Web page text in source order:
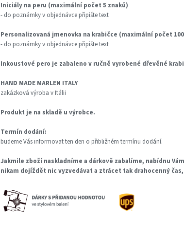
Iniciály na peru (maximální počet 5 znaků)
- do poznámky v objednávce připište text
Personalizovaná jmenovka na krabičce (maximální počet
- do poznámky v objednávce připište text
Inkoustové pero je zabaleno v ručně vyrobené dřevěné
HAND MADE MARLEN ITALY
zakázková výroba v Itálii
Produkt je na skladě u výrobce.
Termín dodání:
budeme Vás informovat ten den o přibližném termínu dodání.
Jakmile zboží naskladníme a dárkově zabalíme, nabídnu
nikam dojíždět nic vyzvedávat a ztrácet tak drahocenný